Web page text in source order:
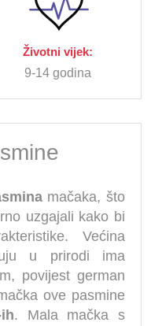
Životni vijek:
9-14 godina
mačaka, što
uzgajali kako bi
Većina
u prirodi ima
povijest german
ove pasmine
. Mala mačka s